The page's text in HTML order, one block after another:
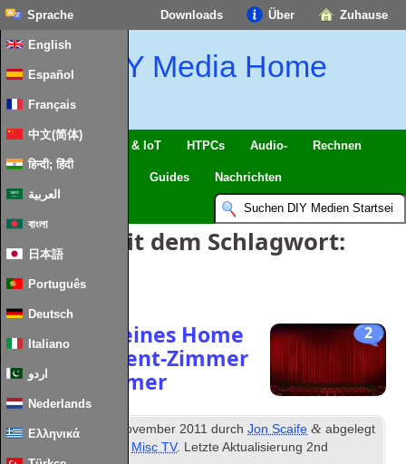
Zuhause
Über
Downloads
Sprache
English
Español
Français
中文(简体)
हिन्दी; हिंदी
العربية
বাংলা
日本語
Português
Deutsch
Italiano
اردو
Nederlands
Ελληνικά
DIY Media Home
Intelligentes Zuhause & IoT HTPCs Audio- Rechnen
Guides Nachrichten
Einträge mit dem Schlagwort:
Heimkino
2
Entwerfen eines Home
Entertainment-Zimmer
& Wohnzimmer
Veröffentlicht November 2011 durchJon Scaife & abgelegt
Misc TV. Letzte Aktualisierung2nd